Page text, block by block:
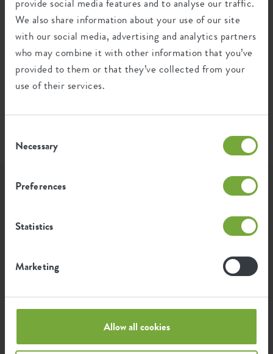
provide social media features and to analyse our traffic.
We also share information about your use of our site
with our social media, advertising and analytics partners
who may combine it with other information that you’ve
provided to them or that they’ve collected from your
use of their services.
Selection
Necessary
Preferences
Statistics
Marketing
Allow all cookies
Die Emission pro Produkt basiert auf der gesamten
CO2-Emission der elho Gruppe. Um den Fußabdruck
pro Produkt zu berechnen, teilen wir den gesamten
CO2-Fußabdruck durch das Gewicht der einzelnen
Produkte.
Lass Dich inspirieren...
...wie Elho-Fans unsere Produkte nutzen. Wir haben die
wurden, hier für Euch zusammengestellt.